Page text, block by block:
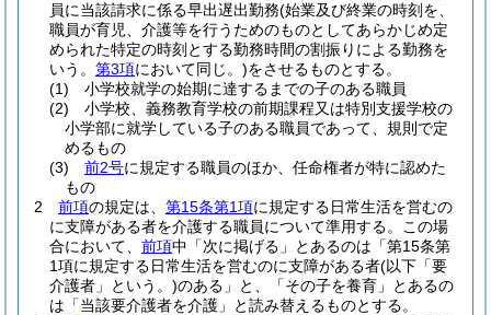
員に当該請求に係る早出遅出勤務(始業及び終業の時刻を、
職員が育児、介護等を行うためのものとしてあらかじめ定
められた特定の時刻とする勤務時間の割振りによる勤務を
いう。 第3項において同じ。)をさせるものとする。
(1)
小学校就学の始期に達するまでの子のある職員
(2)
小学校、義務教育学校の前期課程又は特別支援学校の
小学部に就学している子のある職員であって、規則で定
めるもの
(3)
前2号に規定する職員のほか、任命権者が特に認めた
もの
2
前項の規定は、 第15条第1項に規定する日常生活を営むの
に支障がある者を介護する職員について準用する。
この場
合において、 前項中「次に掲げる」とあるのは「第15条第
1項に規定する日常生活を営むのに支障がある者(以下「要
介護者」という。)のある」と、「その子を養育」とあるの
は「当該要介護者を介護」と読み替えるものとする。